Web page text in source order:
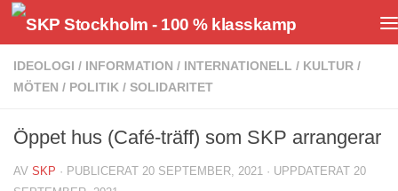
Hoppa till innehåll
IDEOLOGI / INFORMATION / INTERNATIONELL / KULTUR /
MÖTEN / POLITIK / SOLIDARITET
Öppet hus (Café-träff) som SKP arrangerar
AV SKP · PUBLICERAT 20 SEPTEMBER, 2021 · UPPDATERAT 20